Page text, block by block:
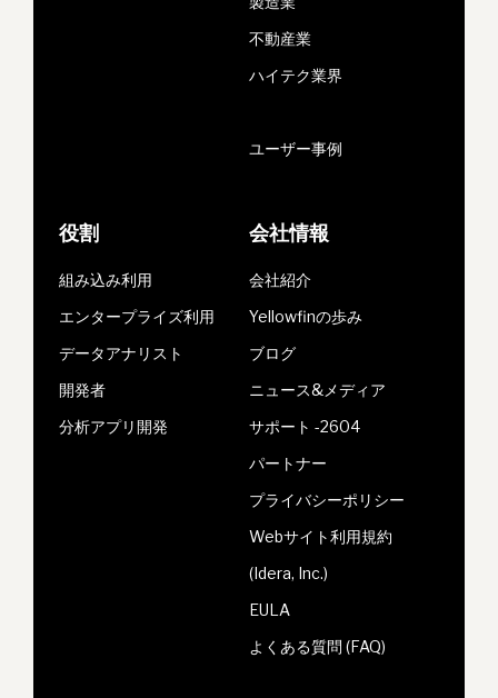
不動産業
ハイテク業界
ユーザー事例
役割
組み込み利用
エンタープライズ利用
データアナリスト
開発者
分析アプリ開発
会社情報
会社紹介
Yellowfinの歩み
ブログ
ニュース&メディア
サポート -2604
パートナー
プライバシーポリシー
Webサイト利用規約
(Idera, Inc.)
EULA
よくある質問 (FAQ)